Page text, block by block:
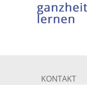
KONTAKT